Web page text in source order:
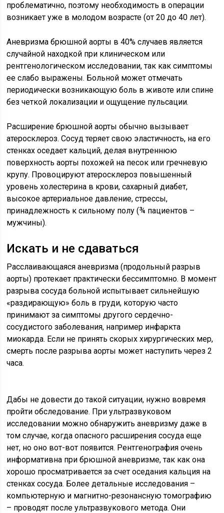
проблематично, поэтому необходимость в операции
возникает уже в молодом возрасте (от 20 до 40 лет).
Аневризма брюшной аорты в 40% случаев является
случайной находкой при клиническом или
рентгенологическом исследовании, так как симптомы
ее слабо выражены. Больной может отмечать
периодически возникающую боль в животе или спине
без четкой локализации и ощущение пульсации.
Расширение брюшной аорты обычно вызывает
атеросклероз. Сосуд теряет свою эластичность, на его
стенках оседает кальций, делая внутреннюю
поверхность аорты похожей на песок или гречневую
крупу. Провоцируют атеросклероз повышенный
уровень холестерина в крови, сахарный диабет,
высокое артериальное давление, стрессы,
принадлежность к сильному полу (¾ пациентов –
мужчины).
Искать и не сдаваться
Расслаивающаяся аневризма (продольный разрыв
аорты) протекает практически бессимптомно. В момент
разрыва сосуда больной испытывает сильнейшую
«раздирающую» боль в груди, которую часто
принимают за симптомы другого сердечно-
сосудистого заболевания, например инфаркта
миокарда. Если не принять скорых хирургических мер,
смерть после разрыва аорты может наступить через 2
часа.
Дабы не довести до такой ситуации, нужно вовремя
пройти обследование. При ультразвуковом
исследовании можно обнаружить аневризму даже в
том случае, когда опасного расширения сосуда еще
нет, но оно вот-вот появится. Рентгенография очень
информативна при брюшной аневризме, так как она
хорошо просматривается за счет оседания кальция на
стенках сосуда. Более детальные исследования –
компьютерную и магнитно-резонансную томографию
– проводят после ультразвукового метода. Они